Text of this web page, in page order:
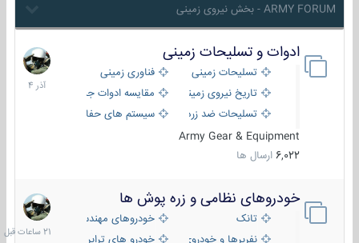
ARMY FORUM - بخش نیروی زمینی
ادوات و تسلیحات زمینی
تسلیحات زمینی
فناوری زمینی
تاریخ نیروی زمینی
مقایسه ادوات جنگی
تسلیحات ضد زره
سیستم های حفاظت فعال
Army Gear & Equipment
6,022 ارسال ها
21
آذر
1404
خودروهای نظامی و زره پوش ها
تانک
خودروهای مهندسی
نفربرها و خودروی های رزمی پیاده نظام
خودرو های ترابری نظامی
21
ساعات
قبل